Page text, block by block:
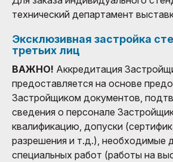
технический департамент
Эксклюзивная застройка
третьих лиц
ВАЖНО! Аккредитация
предоставляется на основе
Застройщиком документов,
сведения о персонале
квалификацию, допуски
разрешения и т.д.), необходимые
специальных работ (работы на